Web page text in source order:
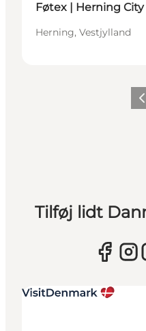
Føtex | Herning City
Herning, Vestjylland
Tilføj lidt